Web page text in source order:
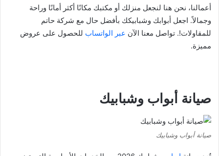
أعمالنا، نحن هنا لنجعل منزلك أو مكتبك مكانًا أكثر أمانًا وراحة
وجمالاً. اجعل أبوابك وشبابيكك بأفضل حال مع شركة حاتم
للمقاولات!. تواصل معنا الآن عبر الواتساب للحصول على عروض
مميزة.
صيانة أبواب وشبابيك
صيانة أبواب وشبابيك